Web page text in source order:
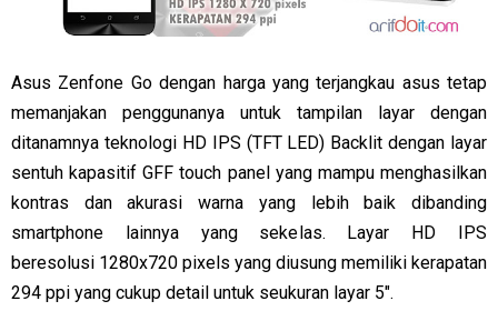
Asus Zenfone Go dengan harga yang terjangkau asus tetap
memanjakan penggunanya untuk tampilan layar dengan
ditanamnya teknologi HD IPS (TFT LED) Backlit dengan layar
sentuh kapasitif GFF touch panel yang mampu menghasilkan
kontras dan akurasi warna yang lebih baik dibanding
smartphone lainnya yang sekelas. Layar HD IPS
beresolusi 1280x720 pixels yang diusung memiliki kerapatan
294 ppi yang cukup detail untuk seukuran layar 5".